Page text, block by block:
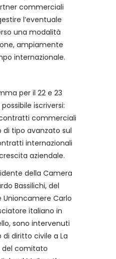
commerciali
l’eventuale
una modalità
ampiamente
internazionale.
per il 22 e 23
iscriversi:
commerciali
di tipo avanzato sul
internazionali
aziendale.
della Camera
Bassilichi, del
Unioncamere Carlo
italiano in
sono intervenuti
di diritto civile a La
del comitato